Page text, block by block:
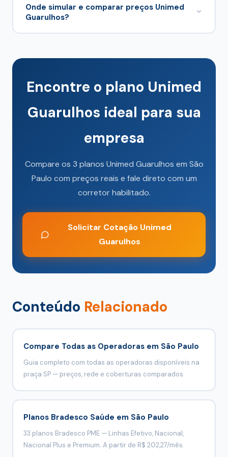
59+). No cotador você seleciona cada
beneficiário e o sistema calcula o valor total da
fatura.
Onde simular e comparar preços Unimed
Guarulhos?
Unimed
guia SP
Encontre o plano Unimed
Guarulhos ideal para sua
empresa
Compare os 3 planos Unimed Guarulhos em São
Paulo com preços reais e fale direto com um
corretor habilitado.
Solicitar Cotação Unimed
Guarulhos
Conteúdo Relacionado
Compare Todas as Operadoras em São Paulo
Guia completo com todas as operadoras disponíveis na
praça SP — preços, rede e coberturas comparados.
Planos Bradesco Saúde em São Paulo
33 planos Bradesco PME — Linhas Efetivo, Nacional,
Nacional Plus e Premium. A partir de R$ 202,27/mês.